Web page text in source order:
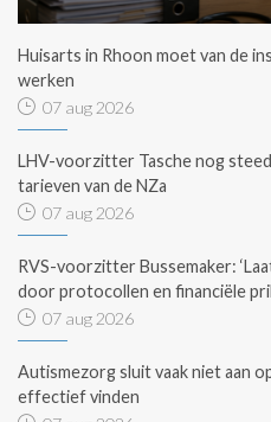
Huisarts in Rhoon moet van de
werken
07 aug 2026
LHV-voorzitter Tasche nog
tarieven van de NZa
07 aug 2026
RVS-voorzitter Bussemaker:
door protocollen en financiële
07 aug 2026
Autismezorg sluit vaak niet aan
effectief vinden